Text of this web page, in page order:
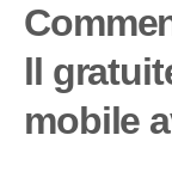
ll
mobile